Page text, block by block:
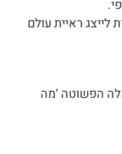
לייצג ראיית עולם
הפשוטה ‘מה